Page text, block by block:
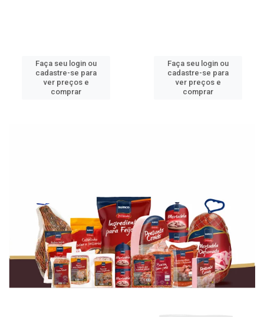
Faça seu login ou
cadastre-se para
ver preços e
comprar
Faça seu login ou
cadastre-se para
ver preços e
comprar